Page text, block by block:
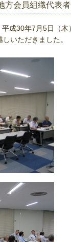
会員組織代表
成30年7月5日（木
いただきました。